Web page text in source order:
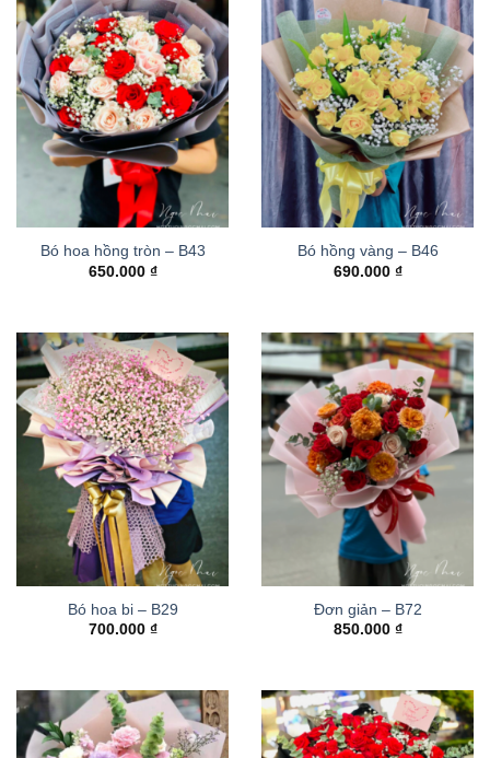
Bó hoa hồng tròn – B43
650.000 ₫
Bó hồng vàng – B46
690.000 ₫
Bó hoa bi – B29
700.000 ₫
Đơn giản – B72
850.000 ₫